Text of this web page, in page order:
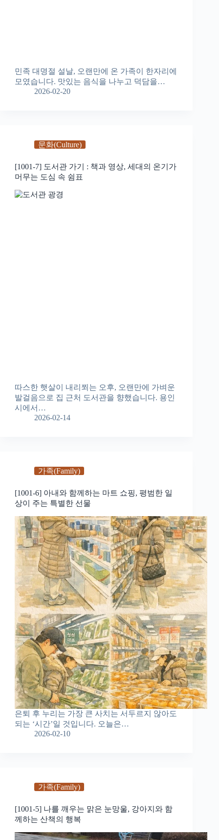
민족 대명절 설날, 오랜만에 온 가족이 한자리에
모였습니다. 맛있는 음식을 나누고 덕담을…
2026-02-20
문화(Culture)
[1001-7] 도서관 가기 : 책과 영상, 세대의 온기가
머무는 도심 속 쉼표
따스한 햇살이 내리쬐는 오후, 오랜만에 가벼운
발걸음으로 집 근처 도서관을 향했습니다. 용인
시에서…
2026-02-14
가족(Family)
[1001-6] 아내와 함께하는 마트 쇼핑, 평범한 일
상이 주는 특별한 선물
은퇴 후 누리는 가장 큰 사치는 서두르지 않아도
되는 ‘시간’일 것입니다. 오늘은…
2026-02-10
가족(Family)
[1001-5] 나를 깨우는 맑은 눈망울, 강아지와 함
께하는 산책의 행복